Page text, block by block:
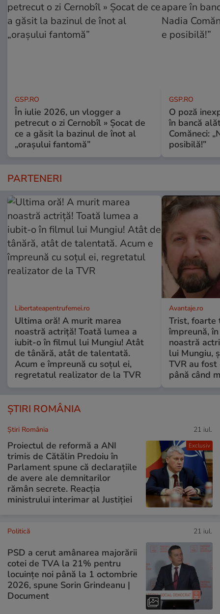
GSP.RO
În iulie 2026, un vlogger a
petrecut o zi Cernobîl » Șocat de
ce a găsit la bazinul de înot al
„orașului fantomă”
GSP.RO
O poză
în bancă
Comăneci:
posibilă!”
PARTENERI
Libertateapentrufemei.ro
Ultima oră! A murit marea
noastră actriță! Toată lumea a
iubit-o în filmul lui Mungiu! Atât
de tânără, atât de talentată.
Acum e împreună cu soțul ei,
regretatul realizator de la TVR
Avantaje.ro
Trist, foarte
împreună,
noastră
lui Mungiu,
TVR au
până când
ȘTIRI ROMÂNIA
Exclusiv
Știri România 21 iul.
Proiectul de reformă a ANI
trimis de Cătălin Predoiu în
Parlament spune că declarațiile
de avere ale demnitarilor
rămân secrete. Reacția
ministrului interimar al Justiției
Politică 21 iul.
PSD a cerut amânarea majorării
cotei de TVA la 21% pentru
locuințe noi până la 1 octombrie
2026, spune Sorin Grindeanu |
Document